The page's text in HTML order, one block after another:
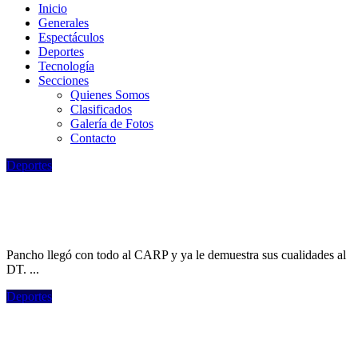
Inicio
Generales
Espectáculos
Deportes
Tecnologí­a
Secciones
Quienes Somos
Clasificados
Galería de Fotos
Contacto
Deportes
Pancho llegó con todo al CARP y ya le demuestra sus cualidades al
DT. ...
Deportes